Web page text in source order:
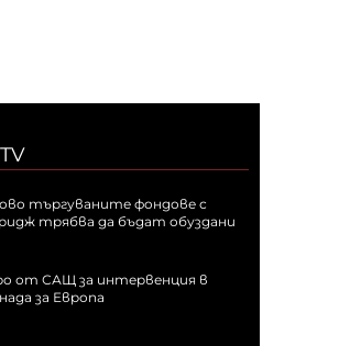
търгуваните фондове с
трябва да бъдат обуздани
от САЩ за интервенция в
за Европа